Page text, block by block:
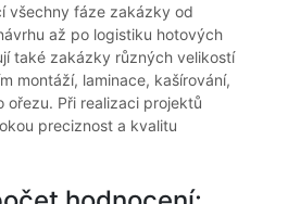
všechny fáze zakázky od
až po logistiku hotových
také zakázky různých velikostí
montáží, laminace, kašírování,
ořezu. Při realizaci projektů
preciznost a kvalitu